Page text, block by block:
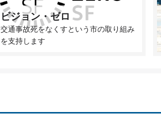
ビジョン・ゼロ
交通事故死をなくすという市の取り組み
を支持します